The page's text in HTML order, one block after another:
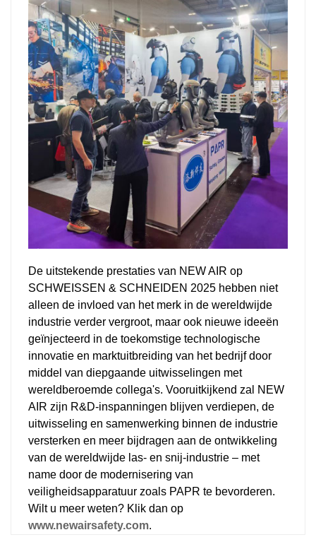
De uitstekende prestaties van NEW AIR op
SCHWEISSEN & SCHNEIDEN 2025 hebben niet
alleen de invloed van het merk in de wereldwijde
industrie verder vergroot, maar ook nieuwe ideeën
geïnjecteerd in de toekomstige technologische
innovatie en marktuitbreiding van het bedrijf door
middel van diepgaande uitwisselingen met
wereldberoemde collega's. Vooruitkijkend zal NEW
AIR zijn R&D-inspanningen blijven verdiepen, de
uitwisseling en samenwerking binnen de industrie
versterken en meer bijdragen aan de ontwikkeling
van de wereldwijde las- en snij-industrie – met
name door de modernisering van
veiligheidsapparatuur zoals PAPR te bevorderen.
Wilt u meer weten? Klik dan op
www.newairsafety.com.